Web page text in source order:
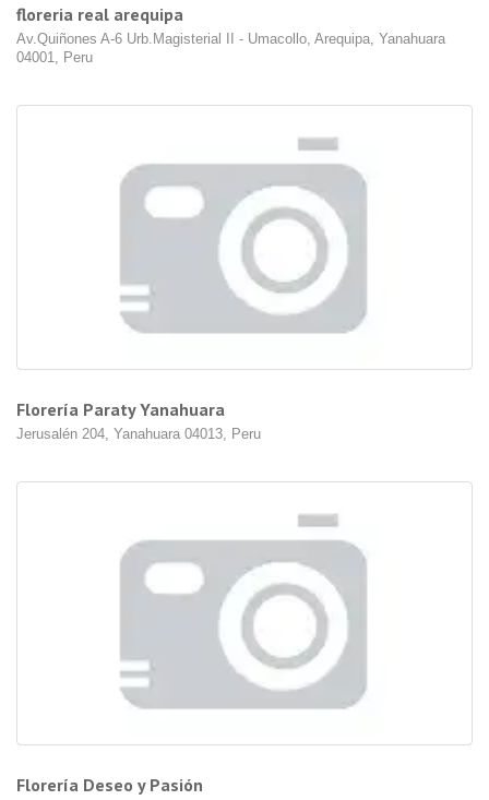
floreria real arequipa
Av.Quiñones A-6 Urb.Magisterial II - Umacollo, Arequipa, Yanahuara
04001, Peru
Florería Paraty Yanahuara
Jerusalén 204, Yanahuara 04013, Peru
Florería Deseo y Pasión